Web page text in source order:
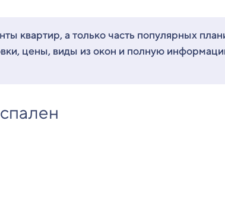
квартир, а только часть популярных
цены, виды из окон и полную